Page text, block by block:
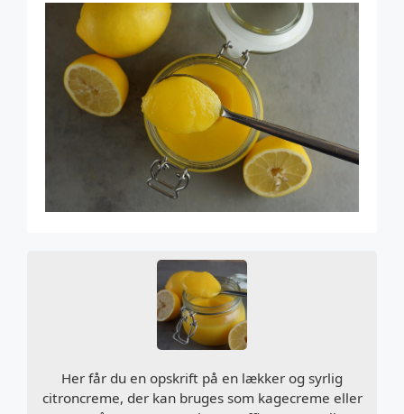
Her får du en opskrift på en lækker og syrlig
citroncreme, der kan bruges som kagecreme eller